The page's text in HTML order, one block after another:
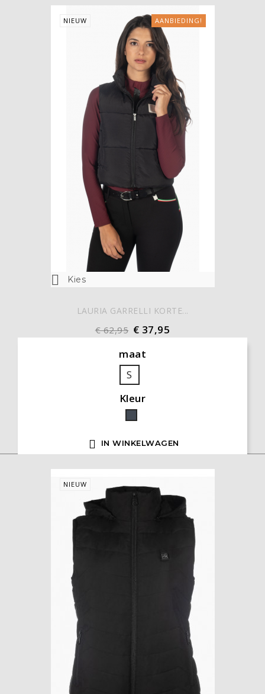
 Kies
AANBIEDING!
NIEUW
LAURIA GARRELLI KORTE...
€ 62,95 € 37,95
maat
S
Kleur
Zwart
 IN WINKELWAGEN
NIEUW